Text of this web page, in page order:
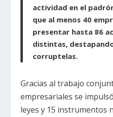
actividad en el
que al menos 40
presentar hasta 86
distintas,
corruptelas.
Gracias al trabajo
empresariales se
leyes y 15 instrumentos